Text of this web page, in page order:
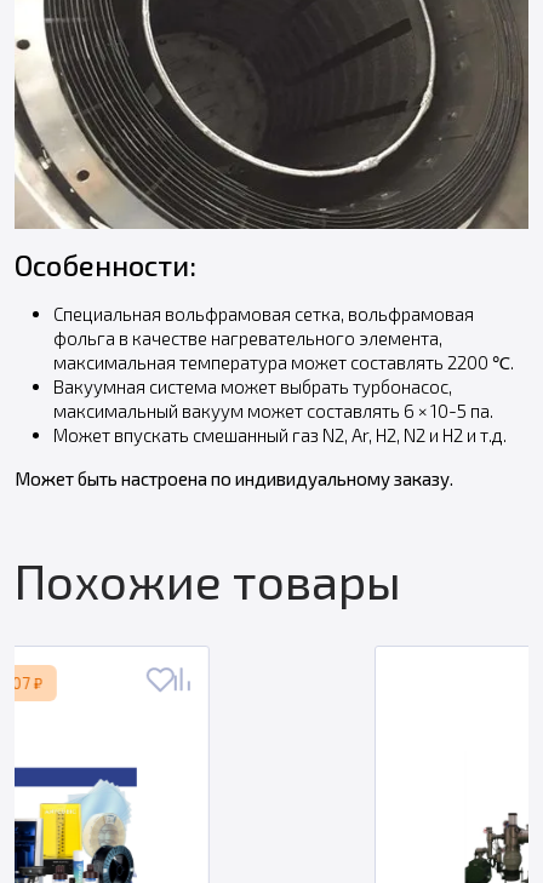
Особенности:
Специальная вольфрамовая сетка, вольфрамовая
фольга в качестве нагревательного элемента,
максимальная температура может составлять 2200 ℃.
Вакуумная система может выбрать турбонасос,
максимальный вакуум может составлять 6 × 10-5 па.
Может впускать смешанный газ N2, Ar, H2, N2 и H2 и т.д.
Может быть настроена по индивидуальному заказу.
Похожие товары